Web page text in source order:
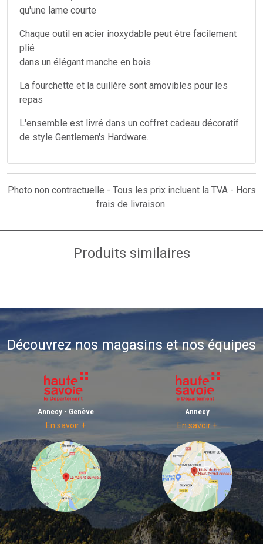
qu'une lame courte
Chaque outil en acier inoxydable peut être facilement
plié
dans un élégant manche en bois
La fourchette et la cuillère sont amovibles pour les
repas
L'ensemble est livré dans un coffret cadeau décoratif
de style Gentlemen's Hardware.
Photo non contractuelle - Tous les prix incluent la TVA - Hors
frais de livraison.
Produits similaires
Découvrez nos magasins et nos équipes
Annecy - Genève
En savoir +
Annecy
En savoir +